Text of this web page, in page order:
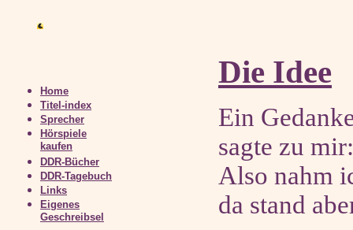
Home
Titel-index
Sprecher
Hörspiele
kaufen
DDR-Bücher
DDR-Tagebuch
Links
Eigenes
Geschreibsel
Die Idee
Ein
sagte zu
Also nahm
da stand